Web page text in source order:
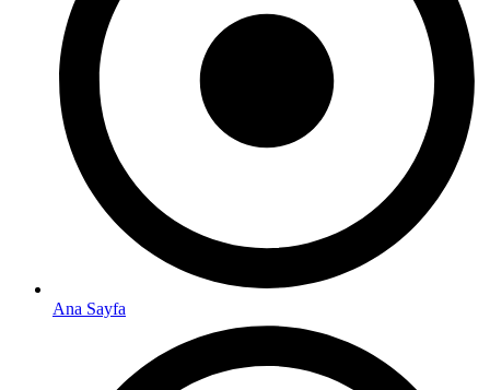
Ana Sayfa